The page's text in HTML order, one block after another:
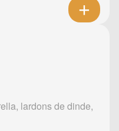
lardons de dinde,